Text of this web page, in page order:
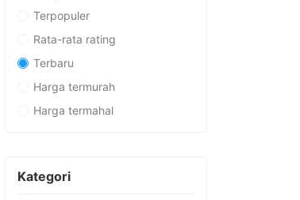
Terpopuler
Rata-rata rating
Terbaru
Harga termurah
Harga termahal
Kategori